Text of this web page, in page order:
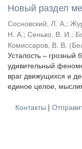
Новый раздел
Сосновский, Л. А.;
Н. А.; Сенько, В. И.;
Комиссаров, В. В. (
Усталость – грозный
удивительный
враг движущихся и
единое целое,
Контакты |